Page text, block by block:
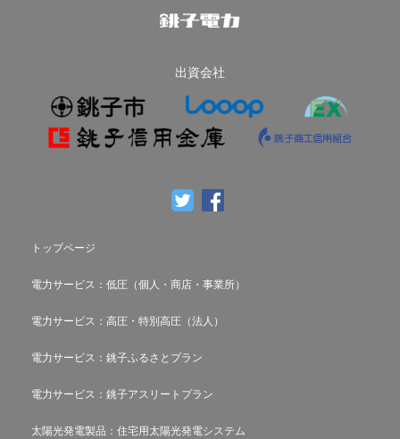
出資会社
トップページ
電力サービス：低圧（個人・商店・事業所）
電力サービス：高圧・特別高圧（法人）
電力サービス：銚子ふるさとプラン
電力サービス：銚子アスリートプラン
太陽光発電製品：住宅用太陽光発電システム